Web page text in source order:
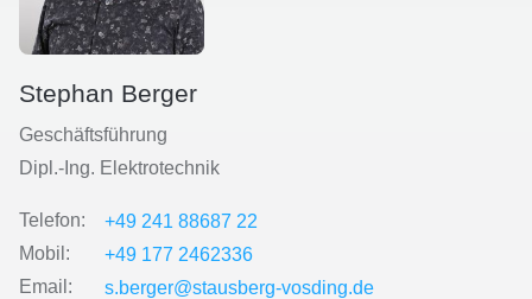
Stephan Berger
Geschäftsführung
Dipl.-Ing. Elektrotechnik
Telefon:
+49 241 88687 22
Mobil:
+49 177 2462336
Email:
s.berger@stausberg-vosding.de